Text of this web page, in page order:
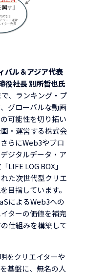
バル＆アジア代表
役社長 別所哲也氏
、ランキング・プ
グローバルな動画
可能性を切り拓い
・運営する株式会
らにWeb3やブロ
ジタルデータ・ア
LIFE LOG BOX」
た次世代型クリエ
目指しています。
によるWeb3への
ターの価値を補完
仕組みを構築して
をクリエイターや
基盤に、無名の人